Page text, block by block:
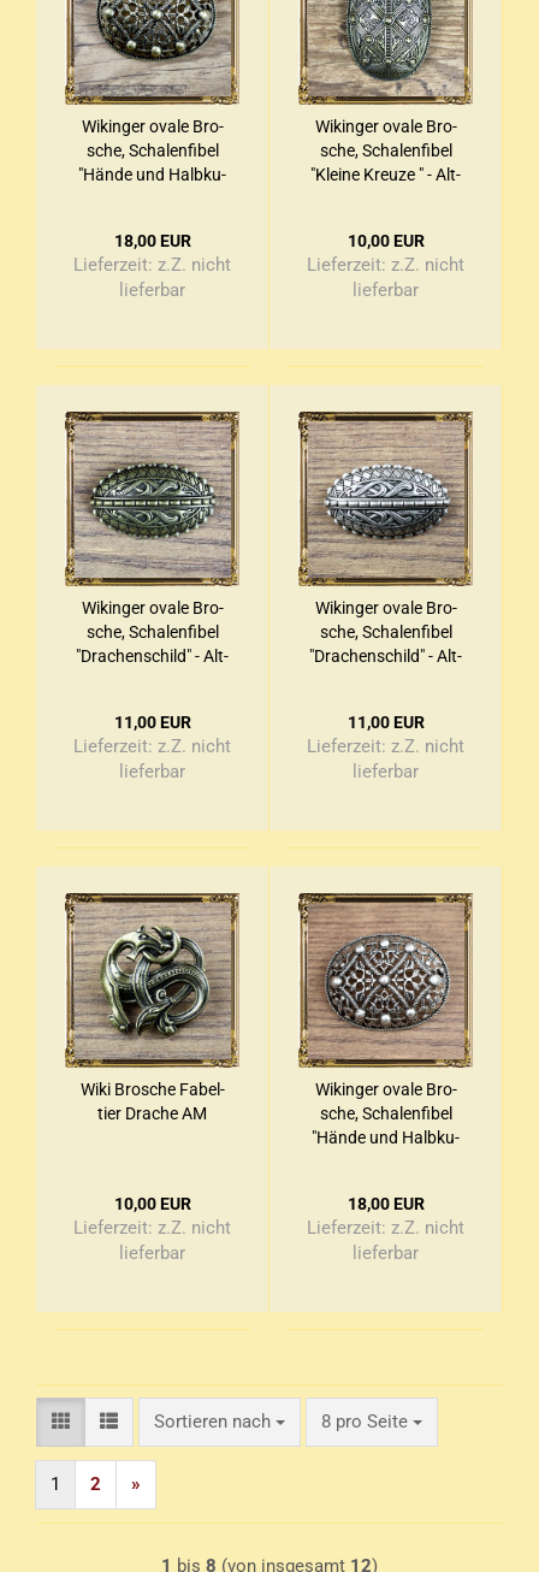
Wi­kin­ger ovale Bro­
sche, Scha­len­fi­bel
"Hände und Halb­ku­
18,00 EUR
Lieferzeit: z.Z. nicht
lieferbar
Wi­kin­ger ovale Bro­
sche, Scha­len­fi­bel
"Klei­ne Kreu­ze " - Alt­
10,00 EUR
Lieferzeit: z.Z. nicht
lieferbar
Wi­kin­ger ovale Bro­
sche, Scha­len­fi­bel
"Dra­chen­schild" - Alt­
11,00 EUR
Lieferzeit: z.Z. nicht
lieferbar
Wi­kin­ger ovale Bro­
sche, Scha­len­fi­bel
"Dra­chen­schild" - Alt­
11,00 EUR
Lieferzeit: z.Z. nicht
lieferbar
Wiki Bro­sche Fa­bel­
tier Dra­che AM
10,00 EUR
Lieferzeit: z.Z. nicht
lieferbar
Wi­kin­ger ovale Bro­
sche, Scha­len­fi­bel
"Hände und Halb­ku­
18,00 EUR
Lieferzeit: z.Z. nicht
lieferbar
Sortieren nach
Sortieren nach 8 pro Seite
pro Seite
1 2 »
1 bis 8 (von insgesamt 12)